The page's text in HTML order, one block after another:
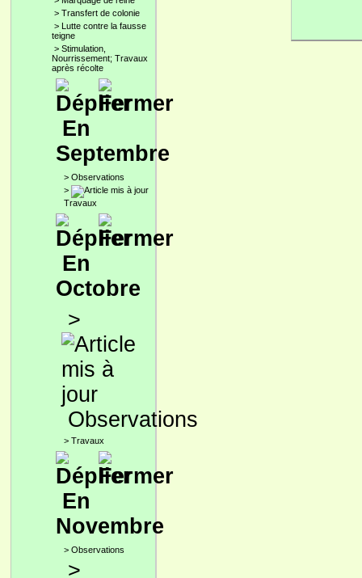
> Transfert de colonie
> Lutte contre la fausse
teigne
> Stimulation,
Nourrissement; Travaux
après récolte
En
Septembre
> Observations
>
Travaux
En
Octobre
>
Observations
> Travaux
En
Novembre
> Observations
>